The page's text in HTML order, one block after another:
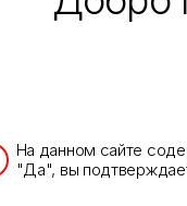
На данном сайте
"Да", вы